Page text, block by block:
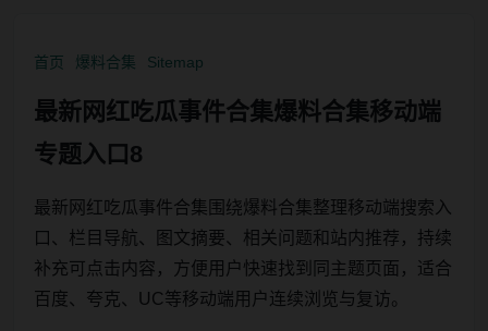
首页 爆料合集 Sitemap
最新网红吃瓜事件合集爆料合集移动端
专题入口8
最新网红吃瓜事件合集围绕爆料合集整理移动端搜索入
口、栏目导航、图文摘要、相关问题和站内推荐，持续
补充可点击内容，方便用户快速找到同主题页面，适合
百度、夸克、UC等移动端用户连续浏览与复访。